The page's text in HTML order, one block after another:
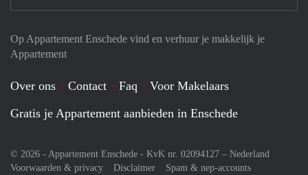
Op Appartement Enschede vind en verhuur je makkelijk je
Appartement
Over ons Contact Faq
Voor Makelaars
Gratis je Appartement aanbieden in Enschede
© 2026 - Appartement Enschede - KvK nr. 02094127 – Nederland
Voorwaarden & privacy
Disclaimer Spam & nep-accounts